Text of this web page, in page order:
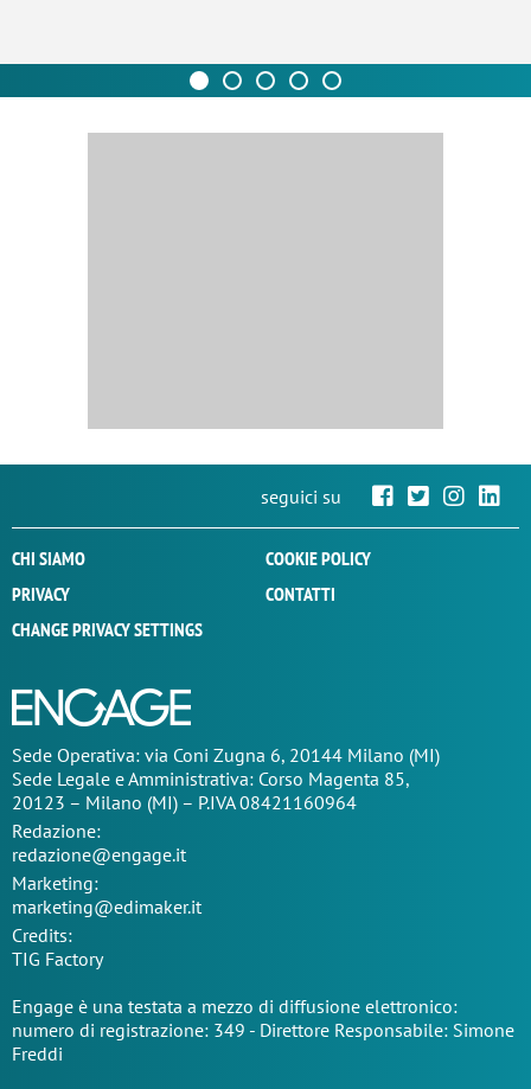
seguici su
CHI SIAMO
COOKIE POLICY
PRIVACY
CONTATTI
CHANGE PRIVACY SETTINGS
Sede Operativa: via Coni Zugna 6, 20144 Milano (MI)
Sede Legale e Amministrativa: Corso Magenta 85,
20123 – Milano (MI) – P.IVA 08421160964
Redazione:
redazione@engage.it
Marketing:
marketing@edimaker.it
Credits:
TIG Factory
Engage è una testata a mezzo di diffusione elettronico:
numero di registrazione: 349 - Direttore Responsabile: Simone
Freddi